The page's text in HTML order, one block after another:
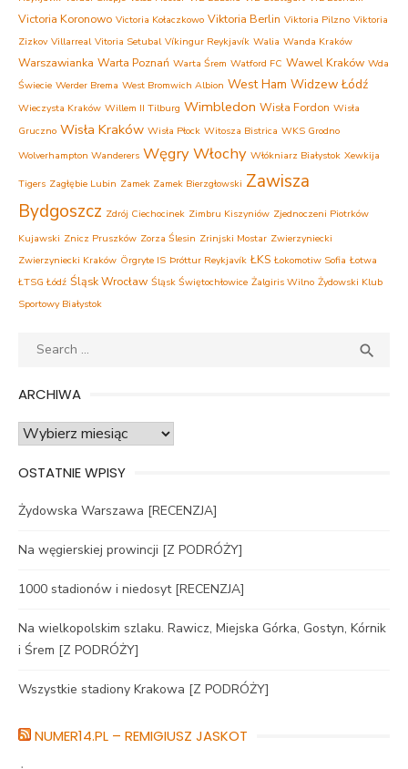
Victoria Koronowo Victoria Kołaczkowo Viktoria Berlin Viktoria Pilzno Viktoria
Zizkov Villarreal Vitoria Setubal Víkingur Reykjavík Walia Wanda Kraków
Warszawianka Warta Poznań Warta Śrem Watford FC Wawel Kraków Wda
Świecie Werder Brema West Bromwich Albion West Ham Widzew Łódź
Wieczysta Kraków Willem II Tilburg Wimbledon Wisła Fordon Wisła
Gruczno Wisła Kraków Wisła Płock Witosza Bistrica WKS Grodno
Wolverhampton Wanderers WęgryWłochy Włókniarz Białystok Xewkija
Tigers Zagłębie Lubin Zamek Zamek Bierzgłowski Zawisza
Bydgoszcz Zdrój Ciechocinek Zimbru Kiszyniów Zjednoczeni Piotrków
Kujawski Znicz Pruszków Zorza Ślesin Zrinjski Mostar Zwierzyniecki
Zwierzyniecki Kraków Örgryte IS Þróttur Reykjavík ŁKS Łokomotiw Sofia Łotwa
ŁTSG Łódź Śląsk Wrocław Śląsk Świętochłowice Żalgiris Wilno Żydowski Klub
Sportowy Białystok
Search

ARCHIWA
Archiwa
OSTATNIE WPISY
Żydowska Warszawa [RECENZJA]
Na węgierskiej prowincji [Z PODRÓŻY]
1000 stadionów i niedosyt [RECENZJA]
Na wielkopolskim szlaku. Rawicz, Miejska Górka, Gostyn, Kórnik
i Śrem [Z PODRÓŻY]
Wszystkie stadiony Krakowa [Z PODRÓŻY]
NUMER14.PL – REMIGIUSZ JASKOT